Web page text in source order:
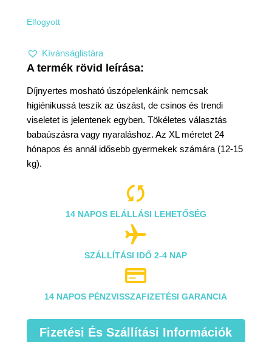
Díjnyertes mosható úszópelenkáink nemcsak
higiénikussá teszik az úszást, de csinos és trendi
viseletet is jelentenek egyben. Tökéletes választás
babaúszásra vagy nyaraláshoz. Az XL méretet 24
hónapos és annál idősebb gyermekek számára (12-15
kg).
Elfogyott
Kívánságlistára

14 NAPOS ELÁLLÁSI LEHETŐSÉG

SZÁLLÍTÁSI IDŐ 2-4 NAP

14 NAPOS PÉNZVISSZAFIZETÉSI GARANCIA
Fizetési És Szállítási Információk